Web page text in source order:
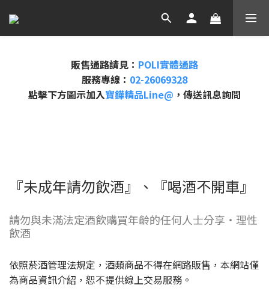
販售通路請見： POLI實體通路
服務專線： 02-26069328
點擊下方圖示加入寶鏵精品Line@ ，傳送訊息詢問
『未成年請勿飲酒』、『喝酒不開車』
請勿與未滿法定酒飲購買年齡的任何人士分享・理性
飲酒
依照菸酒管理法規定，酒類商品不得在網路販售，本網站僅
為商品資訊介紹，恕不提供線上交易服務。